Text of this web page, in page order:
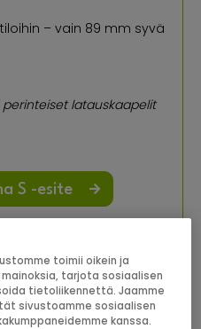
– vain 89 mm syvä
latauskaapelit
S -esite
toimii oikein ja
tarjota sosiaalisen
tietoliikennettä. Jaamme
sivustoamme sosiaalisen
kanssa.